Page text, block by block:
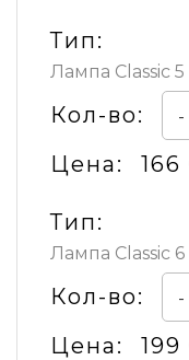
Тип:
Лампа Classic 5
Кол-во: -
Цена:
Тип:
Лампа Classic
Кол-во: -
Цена: